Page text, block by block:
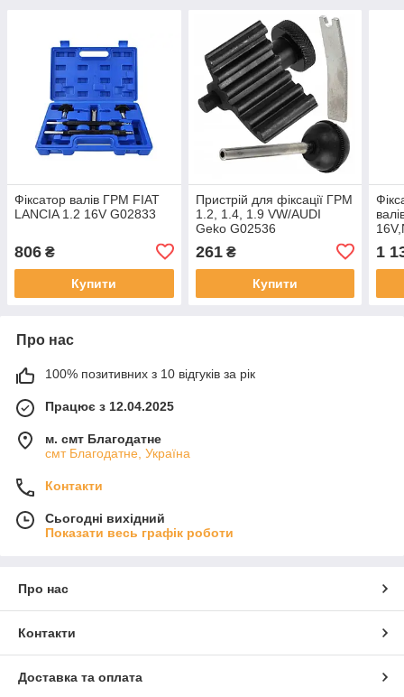
Фіксатор валів ГРМ FIAT
LANCIA 1.2 16V G02833
806 ₴
Купити
Пристрій для фіксації ГРМ
1.2, 1.4, 1.9 VW/AUDI
Geko G02536
261₴
Купити
1
Про нас
100% позитивних з 10 відгуків за рік
Працює з 12.04.2025
м. смт Благодатне
смт Благодатне, Україна
Контакти
Сьогодні вихідний
Показати весь графік роботи
Про нас
Контакти
Доставка та оплата